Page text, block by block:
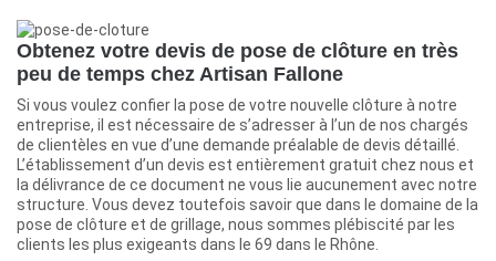
Obtenez votre devis de pose de clôture en très
peu de temps chez Artisan Fallone
Si vous voulez confier la pose de votre nouvelle clôture à notre
entreprise, il est nécessaire de s’adresser à l’un de nos chargés
de clientèles en vue d’une demande préalable de devis détaillé.
L’établissement d’un devis est entièrement gratuit chez nous et
la délivrance de ce document ne vous lie aucunement avec notre
structure. Vous devez toutefois savoir que dans le domaine de la
pose de clôture et de grillage, nous sommes plébiscité par les
clients les plus exigeants dans le 69 dans le Rhône.